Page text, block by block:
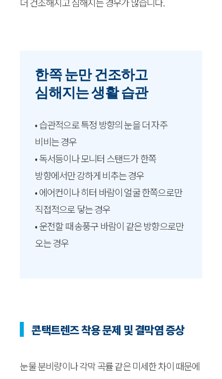
한쪽 눈만 건조하고
심해지는 생활 습관
• 습관적으로 특정 방향의 눈을 더 자주
비비는 경우
• 독서등이나 모니터 스탠드가 한쪽
방향에서만 강하게 비추는 경우
• 에어컨이나 히터 바람이 얼굴 한쪽으로만
직접적으로 닿는 경우
• 운전할 때 송풍구 바람이 같은 방향으로만
오는 경우
콘택트렌즈 착용 문제 및 결막염 증상
눈물 분비량이나 각막 곡률 같은 미세한 차이 때문에